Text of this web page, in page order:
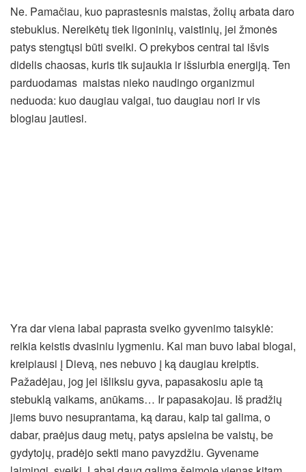
Ne. Pamačiau, kuo paprastesnis maistas, žolių arbata daro
stebuklus. Nereikėtų tiek ligoninių, vaistinių, jei žmonės
patys stengtųsi būti sveiki. O prekybos centrai tai išvis
didelis chaosas, kuris tik sujaukia ir išsiurbia energiją. Ten
parduodamas maistas nieko naudingo organizmui
neduoda: kuo daugiau valgai, tuo daugiau nori ir vis
blogiau jautiesi.
Yra dar viena labai paprasta sveiko gyvenimo taisyklė:
reikia keistis dvasiniu lygmeniu. Kai man buvo labai blogai,
kreipiausi į Dievą, nes nebuvo į ką daugiau kreiptis.
Pažadėjau, jog jei išliksiu gyva, papasakosiu apie tą
stebuklą vaikams, anūkams… Ir papasakojau. Iš pradžių
jiems buvo nesuprantama, ką darau, kaip tai galima, o
dabar, praėjus daug metų, patys apsieina be vaistų, be
gydytojų, pradėjo sekti mano pavyzdžiu. Gyvename